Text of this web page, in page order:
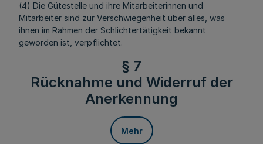
(4) Die Gütestelle und ihre Mitarbeiterinnen und
Mitarbeiter sind zur Verschwiegenheit über alles, was
ihnen im Rahmen der Schlichtertätigkeit bekannt
geworden ist, verpflichtet.
§ 7
Rücknahme und Widerruf der
Anerkennung
Mehr